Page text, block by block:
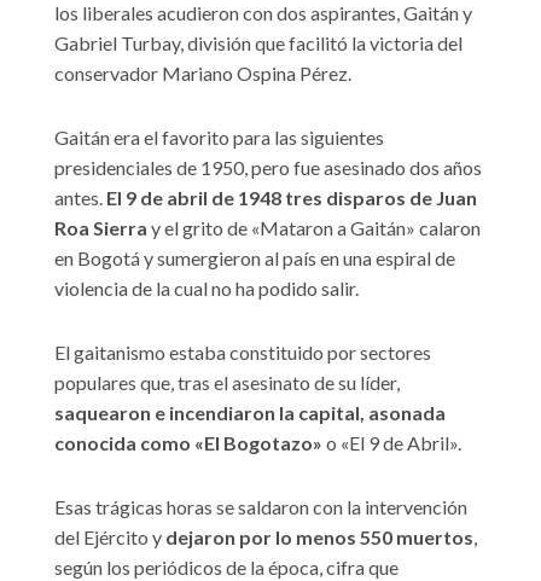
los liberales acudieron con dos aspirantes, Gaitán y
Gabriel Turbay, división que facilitó la victoria del
conservador Mariano Ospina Pérez.
Gaitán era el favorito para las siguientes
presidenciales de 1950, pero fue asesinado dos años
antes. El 9 de abril de 1948 tres disparos de Juan
Roa Sierra y el grito de «Mataron a Gaitán» calaron
en Bogotá y sumergieron al país en una espiral de
violencia de la cual no ha podido salir.
El gaitanismo estaba constituido por sectores
populares que, tras el asesinato de su líder,
saquearon e incendiaron la capital, asonada
conocida como «El Bogotazo» o «El 9 de Abril».
Esas trágicas horas se saldaron con la intervención
del Ejército y dejaron por lo menos 550 muertos,
según los periódicos de la época, cifra que